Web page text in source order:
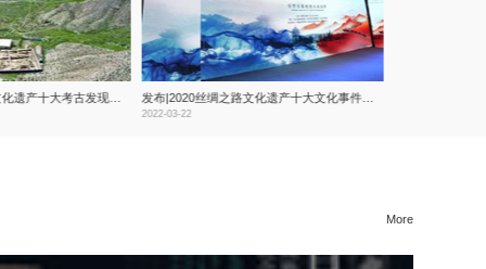
发布|2020丝绸之路文化遗产十大考古发现发布 发布|2020丝绸之路文化遗产十大文化事件发布
2022-03-22
More